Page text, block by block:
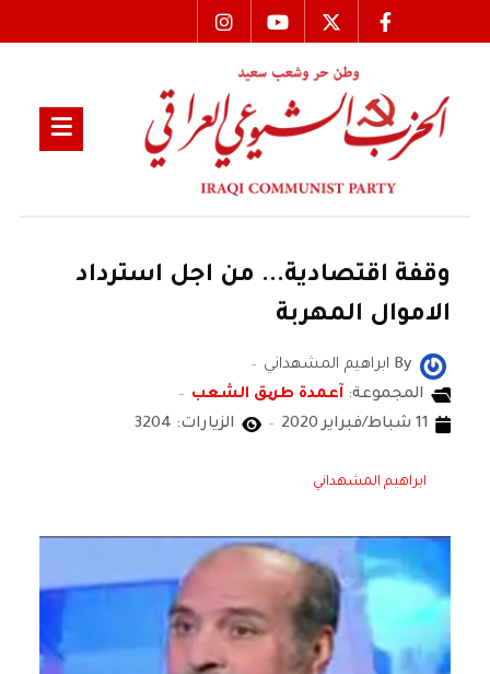
وقفة اقتصادية... من اجل استرداد
الاموال المهربة
By ابراهيم المشهداني
المجموعة: آعمدة طریق الشعب
11 شباط/فبراير 2020
الزيارات: 3204
ابراهيم المشهداني